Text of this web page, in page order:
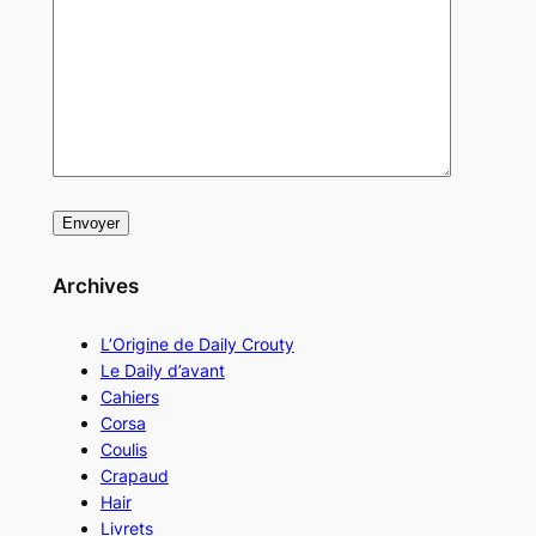
Archives
L’Origine de Daily Crouty
Le Daily d’avant
Cahiers
Corsa
Coulis
Crapaud
Hair
Livrets